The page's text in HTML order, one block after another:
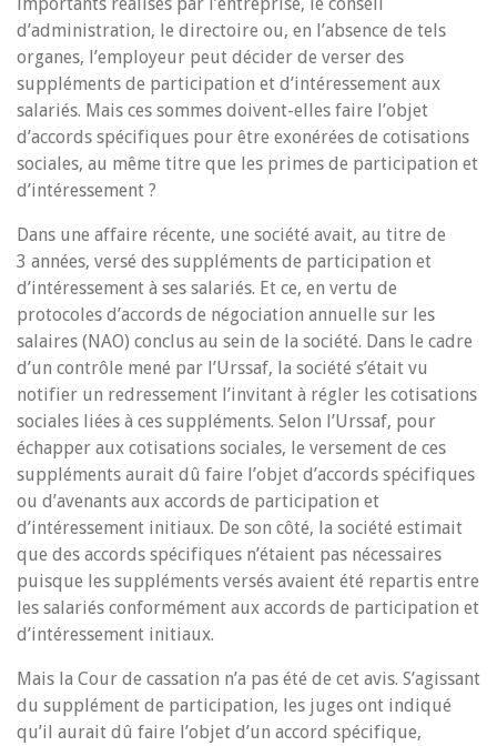
d’administration, le directoire ou, en l’absence de tels
organes, l’employeur peut décider de verser des
suppléments de participation et d’intéressement aux
salariés. Mais ces sommes doivent-elles faire l’objet
d’accords spécifiques pour être exonérées de cotisations
sociales, au même titre que les primes de participation et
d’intéressement ?
Dans une affaire récente, une société avait, au titre de
3 années, versé des suppléments de participation et
d’intéressement à ses salariés. Et ce, en vertu de
protocoles d’accords de négociation annuelle sur les
salaires (NAO) conclus au sein de la société. Dans le cadre
d’un contrôle mené par l’Urssaf, la société s’était vu
notifier un redressement l’invitant à régler les cotisations
sociales liées à ces suppléments. Selon l’Urssaf, pour
échapper aux cotisations sociales, le versement de ces
suppléments aurait dû faire l’objet d’accords spécifiques
ou d’avenants aux accords de participation et
d’intéressement initiaux. De son côté, la société estimait
que des accords spécifiques n’étaient pas nécessaires
puisque les suppléments versés avaient été repartis entre
les salariés conformément aux accords de participation et
d’intéressement initiaux.
Mais la Cour de cassation n’a pas été de cet avis. S’agissant
du supplément de participation, les juges ont indiqué
qu’il aurait dû faire l’objet d’un accord spécifique,